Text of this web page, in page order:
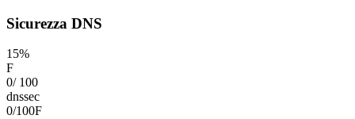
Sicurezza DNS
15%
F
0/ 100
dnssec
0/100F